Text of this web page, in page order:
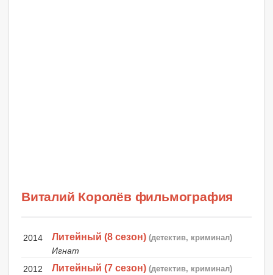
Виталий Королёв фильмография
2014 Литейный (8 сезон) (детектив, криминал)
Игнат
2012
Литейный (7 сезон) (детектив, криминал)